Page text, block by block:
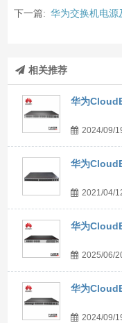
下一篇: 华为交换机电源
相关推荐
华为
2024/09/
华为
2021/04/
华为
2025/06/
华为
2024/09/